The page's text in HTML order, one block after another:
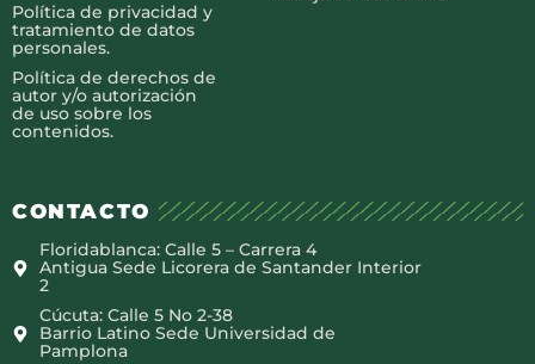
Política de privacidad y
tratamiento de datos
personales.
Política de derechos de
autor y/o autorización
de uso sobre los
contenidos.
CONTACTO
Floridablanca: Calle 5 – Carrera 4
Antigua Sede Licorera de Santander Interior
2
Cúcuta: Calle 5 No 2-38
Barrio Latino Sede Universidad de
Pamplona